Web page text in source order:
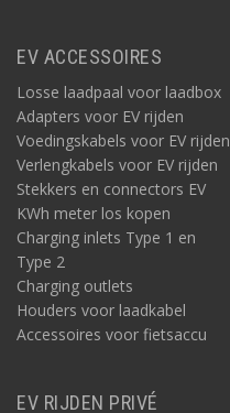
EV ACCESSOIRES
Losse laadpaal voor laadbox
Adapters voor EV rijden
Voedingskabels voor EV rijden
Verlengkabels voor EV rijden
Stekkers en connectors EV
KWh meter los kopen
Charging inlets Type 1 en
Type 2
Charging outlets
Houders voor laadkabel
Accessoires voor fietsaccu
EV RIJDEN PRIVÉ